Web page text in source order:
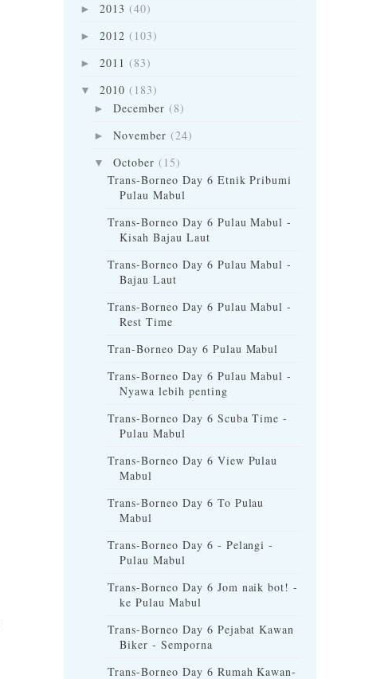
► 2013 (40)
► 2012 (103)
► 2011 (83)
▼ 2010 (183)
► December (8)
► November (24)
▼ October (15)
Trans-Borneo Day 6 Etnik Pribumi
Pulau Mabul
Trans-Borneo Day 6 Pulau Mabul -
Kisah Bajau Laut
Trans-Borneo Day 6 Pulau Mabul -
Bajau Laut
Trans-Borneo Day 6 Pulau Mabul -
Rest Time
Tran-Borneo Day 6 Pulau Mabul
Trans-Borneo Day 6 Pulau Mabul -
Nyawa lebih penting
Trans-Borneo Day 6 Scuba Time -
Pulau Mabul
Trans-Borneo Day 6 View Pulau
Mabul
Trans-Borneo Day 6 To Pulau
Mabul
Trans-Borneo Day 6 - Pelangi -
Pulau Mabul
Trans-Borneo Day 6 Jom naik bot! -
ke Pulau Mabul
Trans-Borneo Day 6 Pejabat Kawan
Biker - Semporna
Trans-Borneo Day 6 Rumah Kawan-